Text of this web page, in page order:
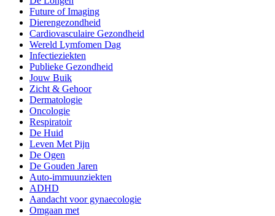
Future of Imaging
Dierengezondheid
Cardiovasculaire Gezondheid
Wereld Lymfomen Dag
Infectieziekten
Publieke Gezondheid
Jouw Buik
Zicht & Gehoor
Dermatologie
Oncologie
Respiratoir
De Huid
Leven Met Pijn
De Ogen
De Gouden Jaren
Auto-immuunziekten
ADHD
Aandacht voor gynaecologie
Omgaan met